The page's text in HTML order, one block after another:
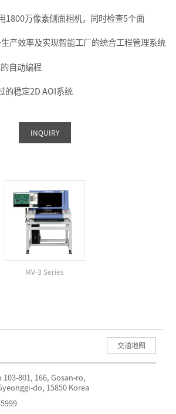
1800万像素侧面相机，同时检查5个面
产效率及实现智能工厂的统合工程管理系统
自动编程
的稳定2D AOI系统
INQUIRY
MV-3 Series
交通地图
103-801, 166, Gosan-ro,
do, 15850 Korea